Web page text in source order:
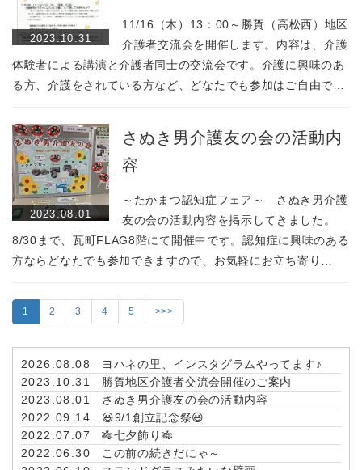
2023.10.31
11/16（木）13：00～勝賀（高松西）地区
介護者交流会を開催します。内容は、介護
体験者による講演と介護者同士の交流会です。介護に興味のあ
る方、介護をされている方など、どなたでも参加はご自由で…
2023.08.01
さぬき男介護友の会の活動内
容
～たかまつ認知症フェア～ さぬき男介護
友の会の活動内容を掲示してきました。
8/30まで、瓦町FLAG8階にて開催中です。認知症に興味のある
方ならどなたでも参加できますので、お気軽にお立ち寄り…
1 2 3 4 5 >>>
2026.08.08
ヨハネの里、インスタグラムやってます♪
2023.10.31
勝賀地区介護者交流会開催のご案内
2023.08.01
さぬき男介護友の会の活動内容
2022.09.14
😃9/1創立記念祭😃
2022.07.07
🎋七夕飾り🎋
2022.06.30
この前の続きだにゃ～